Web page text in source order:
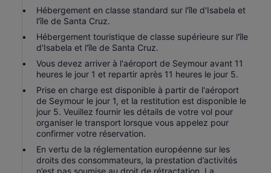
Hébergement en classe standard sur l'île d'Isabela et
l'île de Santa Cruz.
Hébergement touristique de classe supérieure sur l'île
d'Isabela et l'île de Santa Cruz.
Vous devez arriver à l'aéroport de Seymour avant 11
heures le jour 1 et repartir après 11 heures le jour 5.
Prise en charge est disponible à partir de l'aéroport
de Seymour le jour 1, et la restitution est disponible le
jour 5. Veuillez fournir les détails de votre vol pour
organiser le transport lorsque vous appelez pour
confirmer votre réservation.
En vertu de la réglementation européenne sur les
droits des consommateurs, la prestation d’activités
n’est pas soumise au droit de rétractation. La